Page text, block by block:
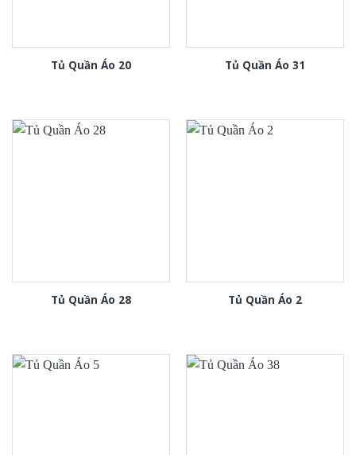
Tủ Quần Áo 20 Tủ Quần Áo 31
Tủ Quần Áo 28 Tủ Quần Áo 2